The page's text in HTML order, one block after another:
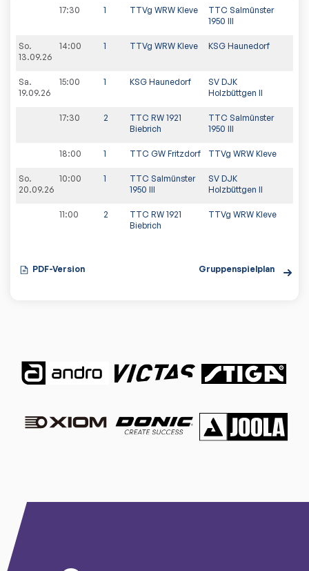
17:30 1 TTVg WRW Kleve
TTC Salmünster
1950 III
So.
13.09.26
14:00 1 TTVg WRW Kleve KSG Haunedorf
Sa.
19.09.26
15:00 1 KSG Haunedorf
SV DJK
Holzbüttgen II
17:30 2
TTC RW 1921
Biebrich
TTC Salmünster
1950 III
18:00 1 TTC GW Fritzdorf TTVg WRW Kleve
So.
20.09.26
10:00 1
TTC Salmünster
1950 III
SV DJK
Holzbüttgen II
11:00 2
TTC RW 1921
Biebrich
TTVg WRW Kleve
PDF-Version Gruppenspielplan